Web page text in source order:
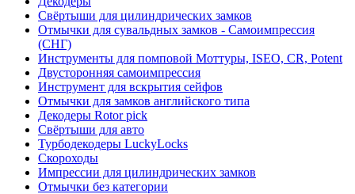
Свёртыши для цилиндрических замков
Отмычки для сувальдных замков - Самоимпрессия
(СНГ)
Инструменты для помповой Моттуры, ISEO, CR, Potent
Двусторонняя самоимпрессия
Инструмент для вскрытия сейфов
Отмычки для замков английского типа
Декодеры Rotor pick
Свёртыши для авто
Турбодекодеры LuckyLocks
Скороходы
Импрессии для цилиндрических замков
Отмычки без категории